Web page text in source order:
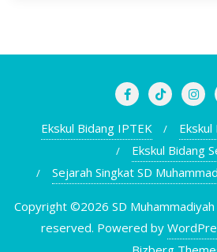
Ekskul Bidang IPTEK
Ekskul Bidang
Sejarah Singkat SD
Copyright ©2026 SD Muhammadiyah
reserved. Powered by